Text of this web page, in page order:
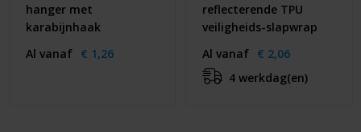
hanger met
karabijnhaak
Al vanaf € 1,26
reflecterende TPU
veiligheids-slapwrap
Al vanaf € 2,06
4 werkdag(en)